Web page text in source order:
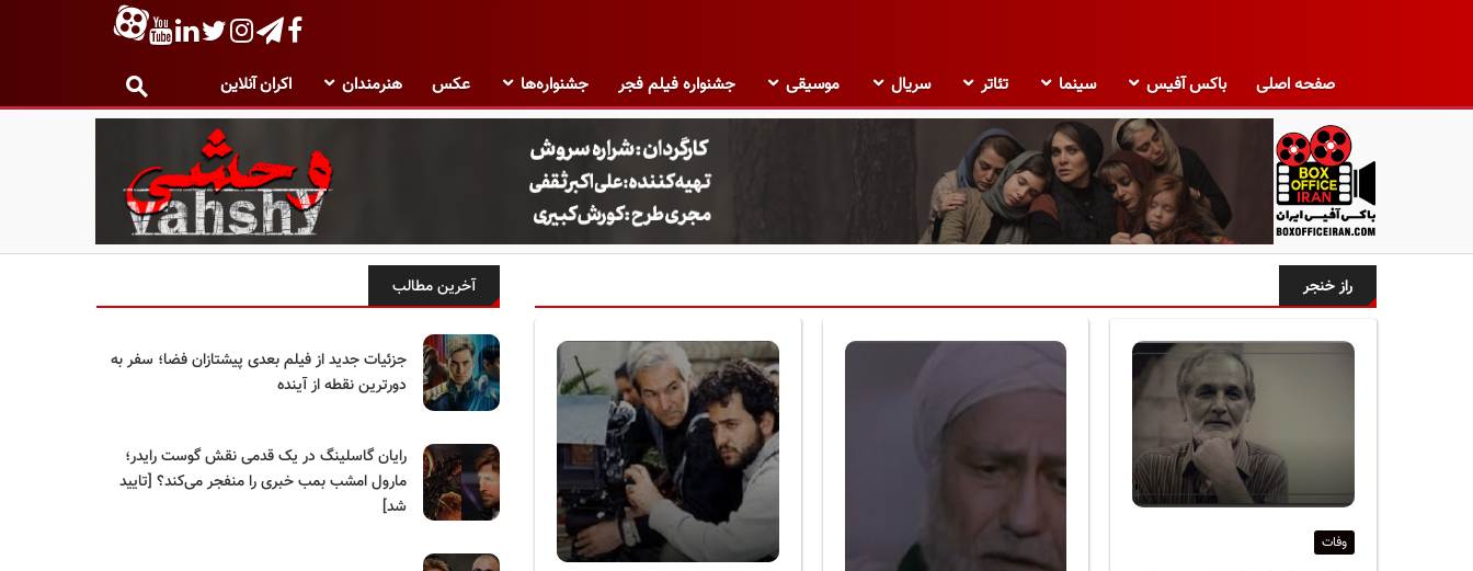
صفحه اصلی باکس آفیس سینما تئاتر سریال موسیقی جشنواره فیلم فجر جشنواره‌ها عکس هنرمندان اکران آنلاین
ب
ک
س
راز خنجر
وفات
آخرین مطالب
جزئیات جدید از فیلم بعدی پیشتازان فضا؛ سفر به
دورترین نقطه از آینده
رایان گاسلینگ در یک قدمی نقش گوست رایدر؛
مارول امشب بمب خبری را منفجر می‌کند؟ [تایید
شد]